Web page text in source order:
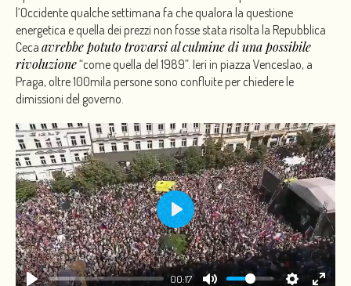
l’Occidente qualche settimana fa che qualora la questione
energetica e quella dei prezzi non fosse stata risolta la Repubblica
Ceca avrebbe potuto trovarsi al culmine di una possibile
rivoluzione“come quella del 1989”. Ieri in piazza Venceslao, a
Praga, oltre 100mila persone sono confluite per chiedere le
dimissioni del governo.
00:17
PLAY